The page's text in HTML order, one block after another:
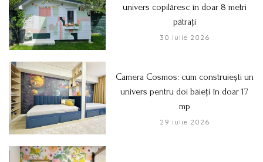
univers copilăresc în doar 8 metri
pătrați
30 iulie 2026
Camera Cosmos: cum construiești un
univers pentru doi băieți în doar 17
mp
29 iulie 2026